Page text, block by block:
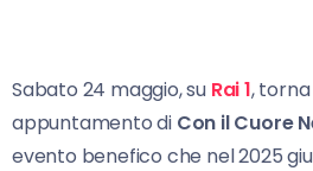
Sabato 24 maggio, su Rai 1,
appuntamento di Con il Cuore
evento benefico che nel 2025